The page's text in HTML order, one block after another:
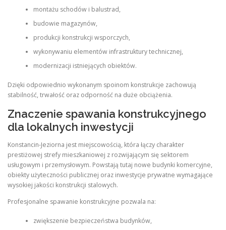
montażu schodów i balustrad,
budowie magazynów,
produkcji konstrukcji wsporczych,
wykonywaniu elementów infrastruktury technicznej,
modernizacji istniejących obiektów.
Dzięki odpowiednio wykonanym spoinom konstrukcje zachowują
stabilność, trwałość oraz odporność na duże obciążenia.
Znaczenie spawania konstrukcyjnego
dla lokalnych inwestycji
Konstancin-Jeziorna jest miejscowością, która łączy charakter
prestiżowej strefy mieszkaniowej z rozwijającym się sektorem
usługowym i przemysłowym. Powstają tutaj nowe budynki komercyjne,
obiekty użyteczności publicznej oraz inwestycje prywatne wymagające
wysokiej jakości konstrukcji stalowych.
Profesjonalne spawanie konstrukcyjne pozwala na:
zwiększenie bezpieczeństwa budynków,